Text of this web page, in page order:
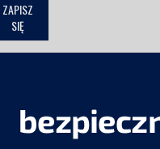
ZAPISZ
SIĘ